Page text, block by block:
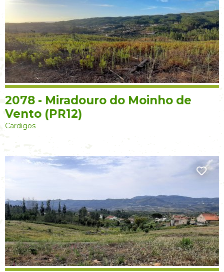
2078 - Miradouro do Moinho de
Vento (PR12)
Cardigos